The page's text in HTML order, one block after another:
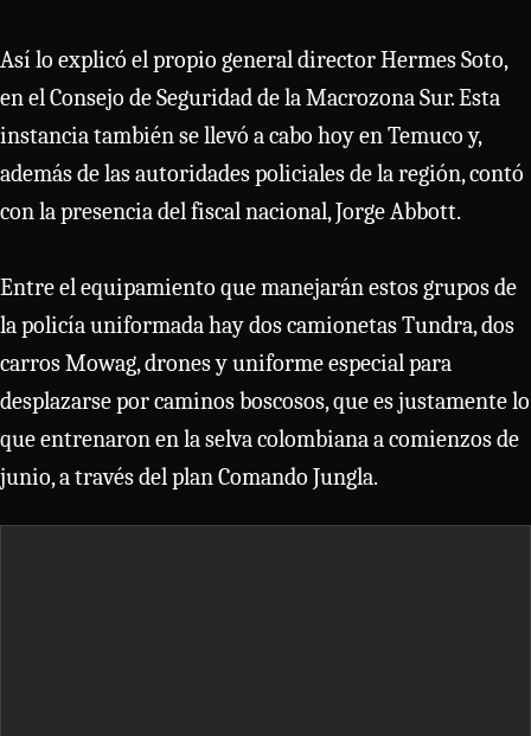
Así lo explicó el propio general director Hermes Soto,
en el Consejo de Seguridad de la Macrozona Sur. Esta
instancia también se llevó a cabo hoy en Temuco y,
además de las autoridades policiales de la región, contó
con la presencia del fiscal nacional, Jorge Abbott.
Entre el equipamiento que manejarán estos grupos de
la policía uniformada hay dos camionetas Tundra, dos
carros Mowag, drones y uniforme especial para
desplazarse por caminos boscosos, que es justamente lo
que entrenaron en la selva colombiana a comienzos de
junio, a través del plan Comando Jungla.